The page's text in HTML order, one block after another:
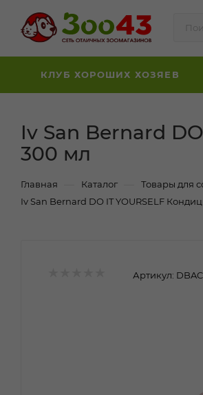
КЛУБ ХОРОШИХ ХОЗЯЕВ
Iv San Bernard
300 мл
Главная Каталог Товары для
Iv San Bernard DO IT YOURSELF
Артикул: